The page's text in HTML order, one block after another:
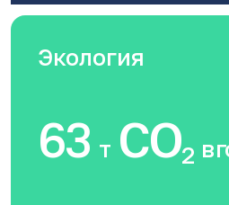
Экология
63 тCO2 в